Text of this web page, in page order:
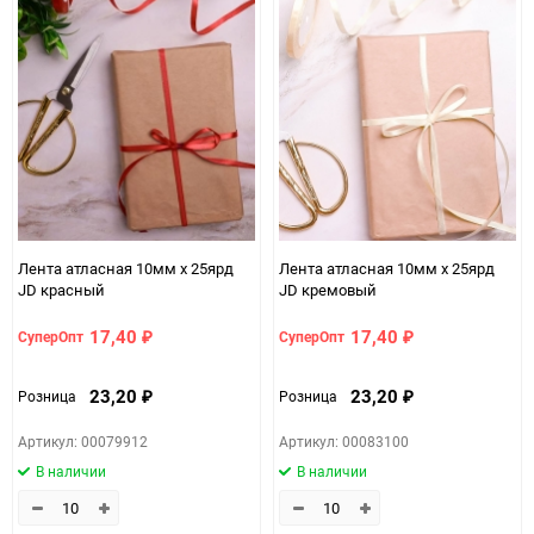
Лента атласная 10мм х 25ярд
JD красный
СуперОпт 17,40 ₽
Розница 23,20 ₽
Артикул: 00079912
В наличии
Лента атласная 10мм х 25ярд
JD кремовый
СуперОпт 17,40 ₽
Розница 23,20 ₽
Артикул: 00083100
В наличии